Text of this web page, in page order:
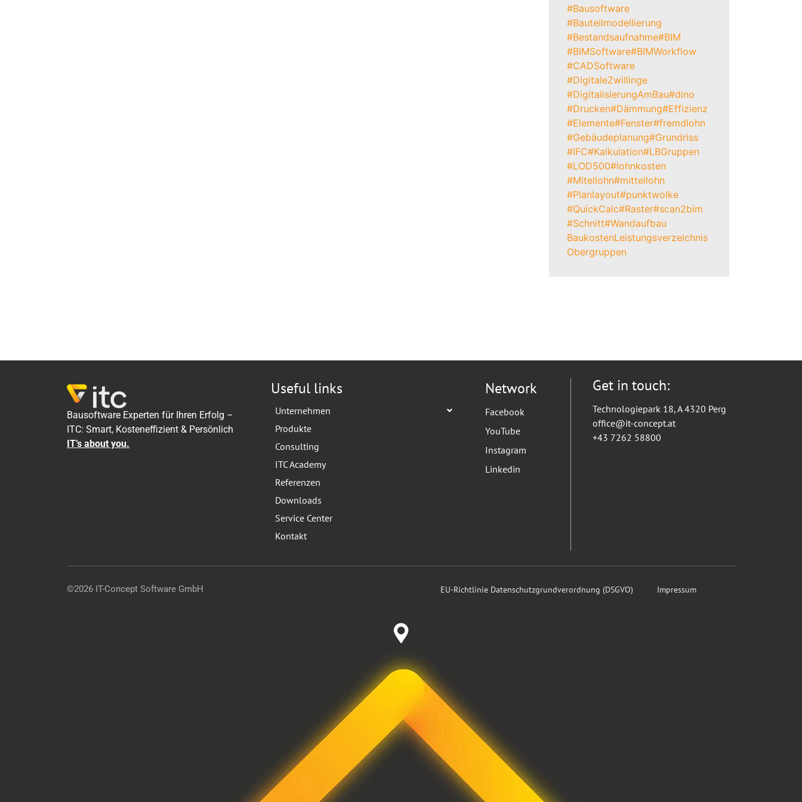
#Bausoftware
#Bauteilmodellierung
#Bestandsaufnahme#BIM
#BIMSoftware#BIMWorkflow
#CADSoftware
#DigitaleZwillinge
#DigitalisierungAmBau#dino
#Drucken#Dämmung#Effizienz
#Elemente#Fenster#fremdlohn
#Gebäudeplanung#Grundriss
#IFC#Kalkulation#LBGruppen
#LOD500#lohnkosten
#Mitellohn#mittellohn
#Planlayout#punktwolke
#QuickCalc#Raster#scan2bim
#Schnitt#Wandaufbau
BaukostenLeistungsverzeichnis
Obergruppen
Bausoftware Experten für Ihren Erfolg –
ITC: Smart, Kosteneffizient & Persönlich
IT’s about you.
Useful links
Unternehmen
Produkte
Consulting
ITC Academy
Referenzen
Downloads
Service Center
Kontakt
Network
Facebook
YouTube
Instagram
Linkedin
Get in touch:
Technologiepark 18, A 4320 Perg
office@it-concept.at
+43 7262 58800
©2026 IT-Concept Software GmbH EU-Richtlinie Datenschutzgrundverordnung (DSGVO) Impressum